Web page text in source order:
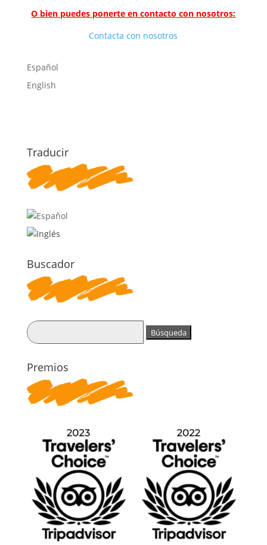
O bien puedes ponerte en contacto con nosotros:
Contacta con nosotros
Español
English
Traducir
Buscador
Buscar:
Premios